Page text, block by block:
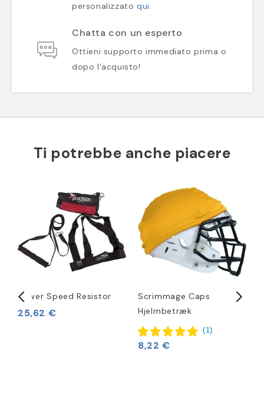
personalizzato qui.
Chatta con un esperto
Ottieni supporto immediato prima o
dopo l'acquisto!
Ti potrebbe anche piacere
Power Speed Resistor
25,62 €
Scrimmage Caps
Hjelmbetræk
(1)
8,22 €